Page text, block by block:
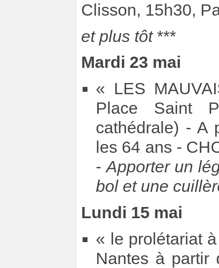
Clisson, 15h30,
et plus tôt***
Mardi 23 mai
« LES
Place Saint
cathédrale) - A
les 64 ans -
-Apporter un
bol et une
Lundi 15 mai
« le prolétariat
Nantes à partir